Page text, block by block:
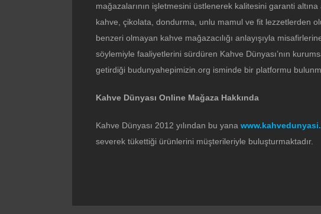
mağazalarının işletmesini üstlenerek kalitesini garanti altına
kahve, çikolata, dondurma, unlu mamul ve fit lezzetlerden
benzeri olmayan kahve mağazacılığı anlayışıyla
söylemiyle faaliyetlerini sürdüren Kahve Dünyası’nın
getirdiği budunyahepimizin.org isminde bir platformu
Kahve Dünyası Online Mağaza Hakkında
Kahve Dünyası 2012 yılından bu yana
severek tükettiği ürünlerini müşterileriyle buluşturmaktadır.